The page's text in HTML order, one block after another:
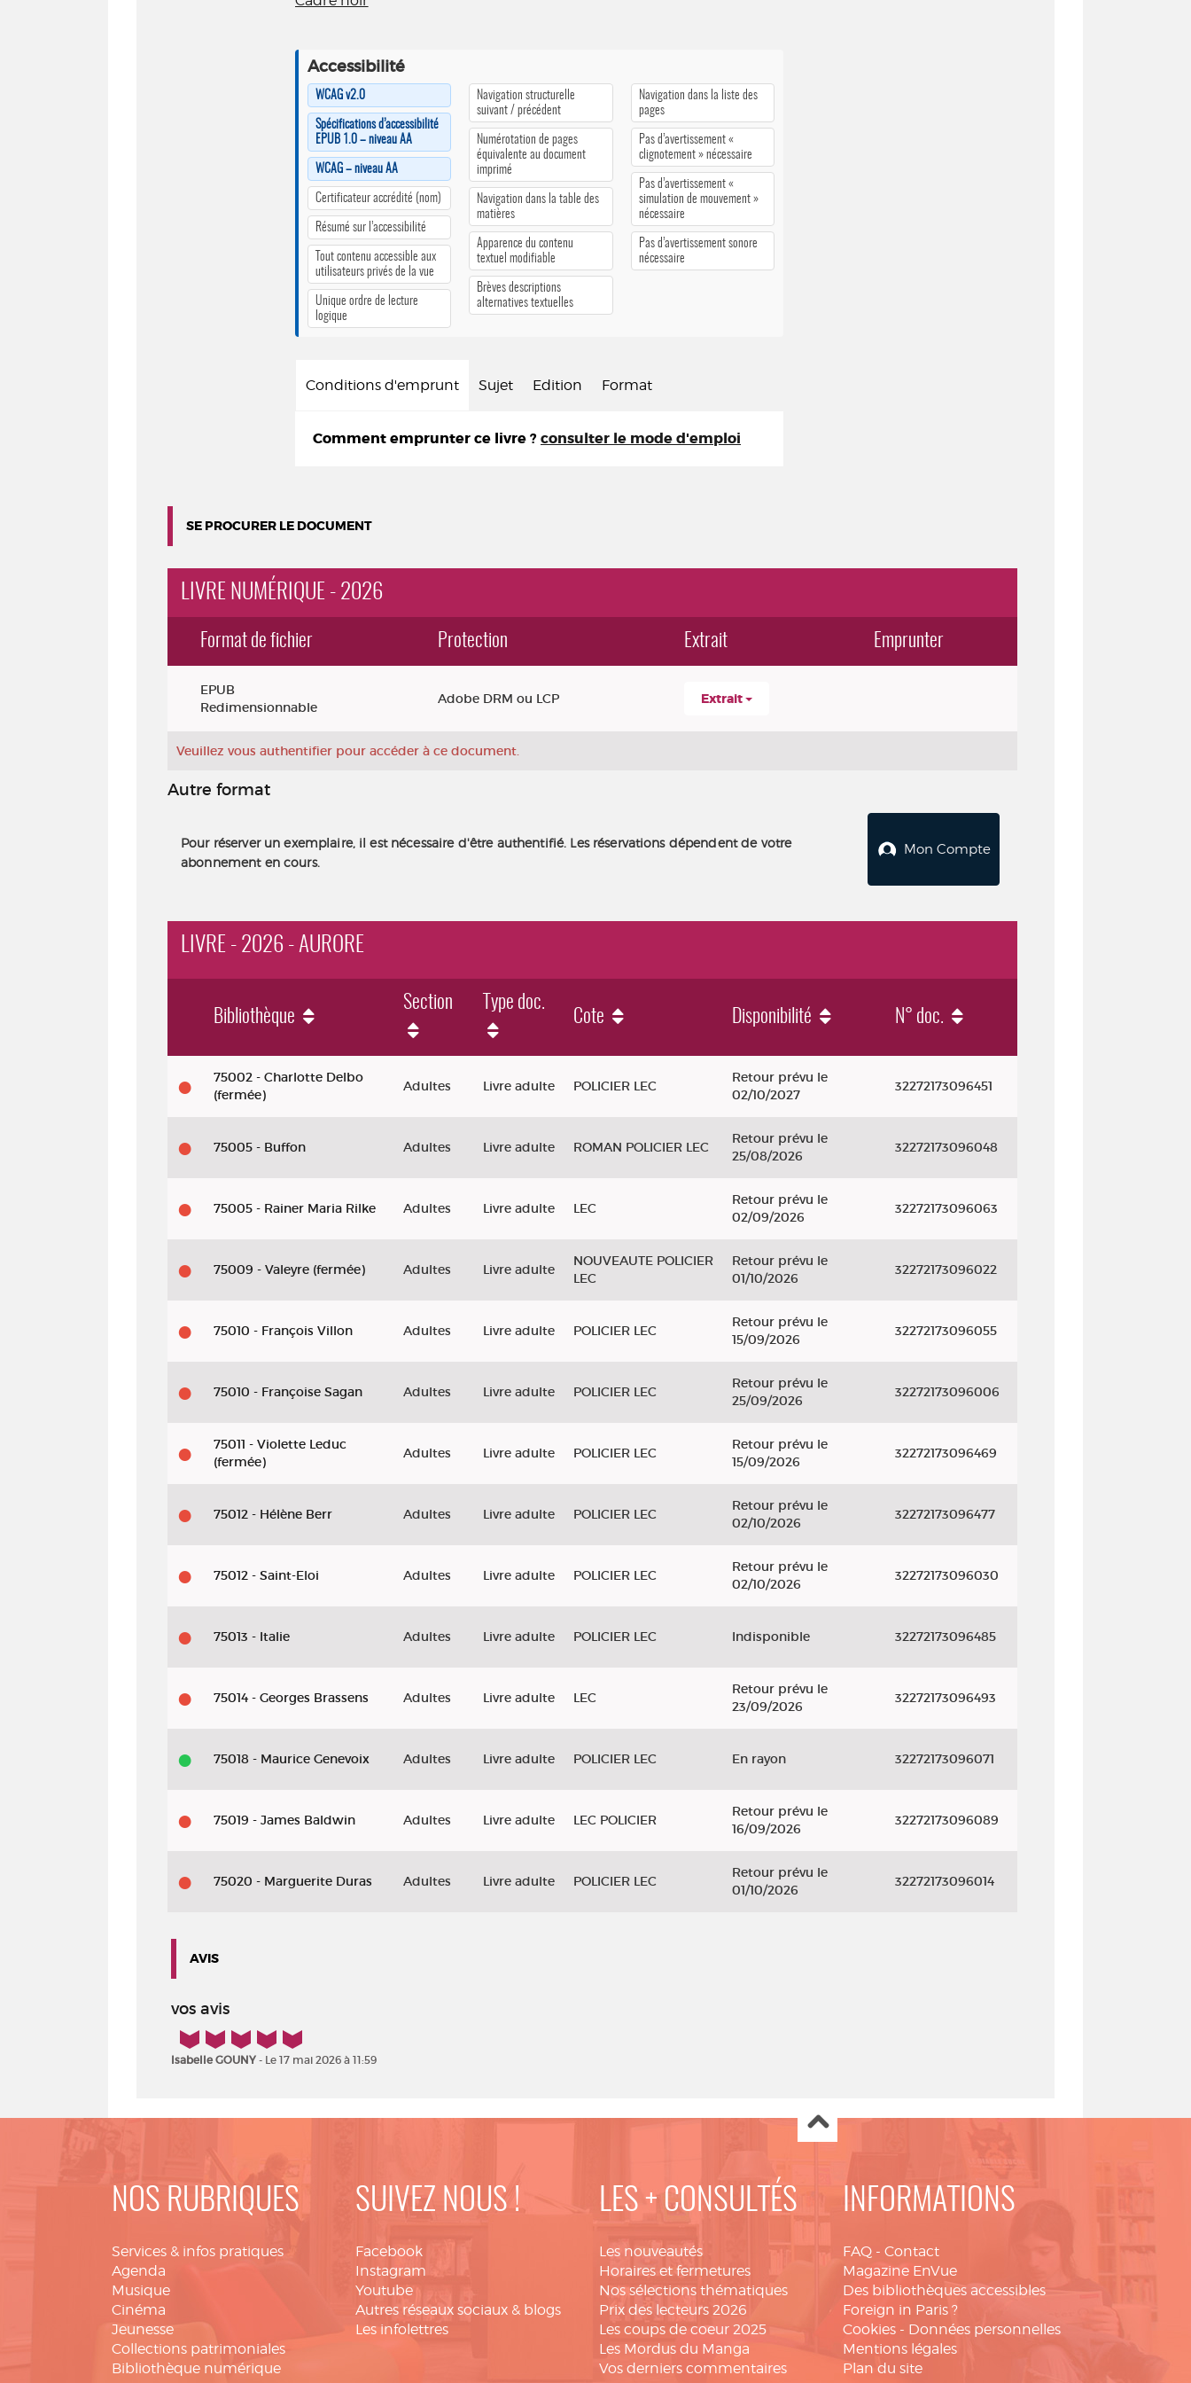
Accessibilité
WCAG v2.0
Spécifications d’accessibilité
EPUB 1.0 – niveau AA
WCAG – niveau AA
Certificateur accrédité (nom)
Résumé sur l’accessibilité
Tout contenu accessible aux
utilisateurs privés de la vue
Unique ordre de lecture
logique
Navigation structurelle
suivant / précédent
Numérotation de pages
équivalente au document
imprimé
Navigation dans la table des
matières
Apparence du contenu
textuel modifiable
Brèves descriptions
alternatives textuelles
Navigation dans la liste des
pages
Pas d’avertissement «
clignotement » nécessaire
Pas d’avertissement «
simulation de mouvement »
nécessaire
Pas d’avertissement sonore
nécessaire
Conditions d'emprunt Sujet Edition Format
Comment emprunter ce livre ? consulter le mode d'emploi
SE PROCURER LE DOCUMENT
LIVRE NUMÉRIQUE - 2026
Format de fichier Protection Extrait Emprunter
EPUB
Redimensionnable
Adobe DRM ou LCP Extrait
Veuillez vous authentifier pour accéder à ce document.
Autre format
Pour réserver un exemplaire, il est nécessaire d'être authentifié. Les réservations dépendent de votre
abonnement en cours.
Mon Compte
LIVRE - 2026 - AURORE
Livre - 2026 - Aurore
Bibliothèque
Section Type doc.
Cote Disponibilité N° doc.
75002 - Charlotte Delbo
(fermée)
Adultes Livre adulte POLICIER LEC
Retour prévu le
02/10/2027
32272173096451
75005 - Buffon Adultes Livre adulte ROMAN POLICIER LEC
Retour prévu le
25/08/2026
32272173096048
75005 - Rainer Maria Rilke Adultes Livre adulte LEC
Retour prévu le
02/09/2026
32272173096063
75009 - Valeyre (fermée) Adultes Livre adulte
NOUVEAUTE POLICIER
LEC
Retour prévu le
01/10/2026
32272173096022
75010 - François Villon Adultes Livre adulte POLICIER LEC
Retour prévu le
15/09/2026
32272173096055
75010 - Françoise Sagan Adultes Livre adulte POLICIER LEC
Retour prévu le
25/09/2026
32272173096006
75011 - Violette Leduc
(fermée)
Adultes Livre adulte POLICIER LEC
Retour prévu le
15/09/2026
32272173096469
75012 - Hélène Berr Adultes Livre adulte POLICIER LEC
Retour prévu le
02/10/2026
32272173096477
75012 - Saint-Eloi Adultes Livre adulte POLICIER LEC
Retour prévu le
02/10/2026
32272173096030
75013 - Italie Adultes Livre adulte POLICIER LEC Indisponible 32272173096485
75014 - Georges Brassens Adultes Livre adulte LEC
Retour prévu le
23/09/2026
32272173096493
75018 - Maurice Genevoix Adultes Livre adulte POLICIER LEC En rayon 32272173096071
75019 - James Baldwin Adultes Livre adulte LEC POLICIER
Retour prévu le
16/09/2026
32272173096089
75020 - Marguerite Duras Adultes Livre adulte POLICIER LEC
Retour prévu le
01/10/2026
32272173096014
AVIS
vos avis
5/5
Isabelle GOUNY - Le 17 mai 2026 à 11:59
NOS RUBRIQUES
Services & infos pratiques
Agenda
Musique
Cinéma
Jeunesse
Collections patrimoniales
Bibliothèque numérique
SUIVEZ NOUS !
Facebook
Instagram
Youtube
Autres réseaux sociaux & blogs
Les infolettres
LES + CONSULTÉS
Les nouveautés
Horaires et fermetures
Nos sélections thématiques
Prix des lecteurs 2026
Les coups de coeur 2025
Les Mordus du Manga
Vos derniers commentaires
INFORMATIONS
FAQ - Contact
Magazine EnVue
Des bibliothèques accessibles
Foreign in Paris ?
Cookies - Données personnelles
Mentions légales
Plan du site